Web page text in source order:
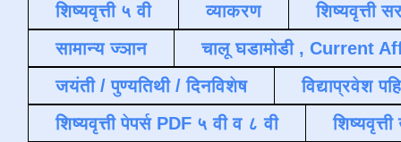
शिष्यवृत्ती ५ वी व्याकरण
शिष्यवृत्ती
सामान्य ज्ञान
चालू घडामोडी , Current
जयंती / पुण्यतिथी / दिनविशेष
विद्याप्रवेश
शिष्यवृत्ती पेपर्स PDF ५ वी व ८ वी